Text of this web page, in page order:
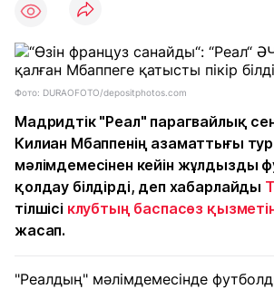
Фото: DURAOFOTO/depositphotos.com
Мадридтік "Реал" парагвайлық
Килиан Мбаппенің азаматтығы
мәлімдемесінен кейін жұлдызды
қолдау білдірді, деп хабарлайды
тілшісі клубтың баспасөз
жасап.
"Реалдың" мәлімдемесінде